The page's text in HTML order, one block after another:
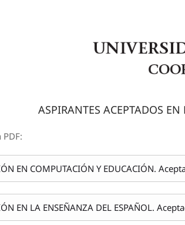
ASPIRANTES ACEPTADOS
EN COMPUTACIÓN Y EDUCACIÓN.
EN LA ENSEÑANZA DEL ESPAÑOL.